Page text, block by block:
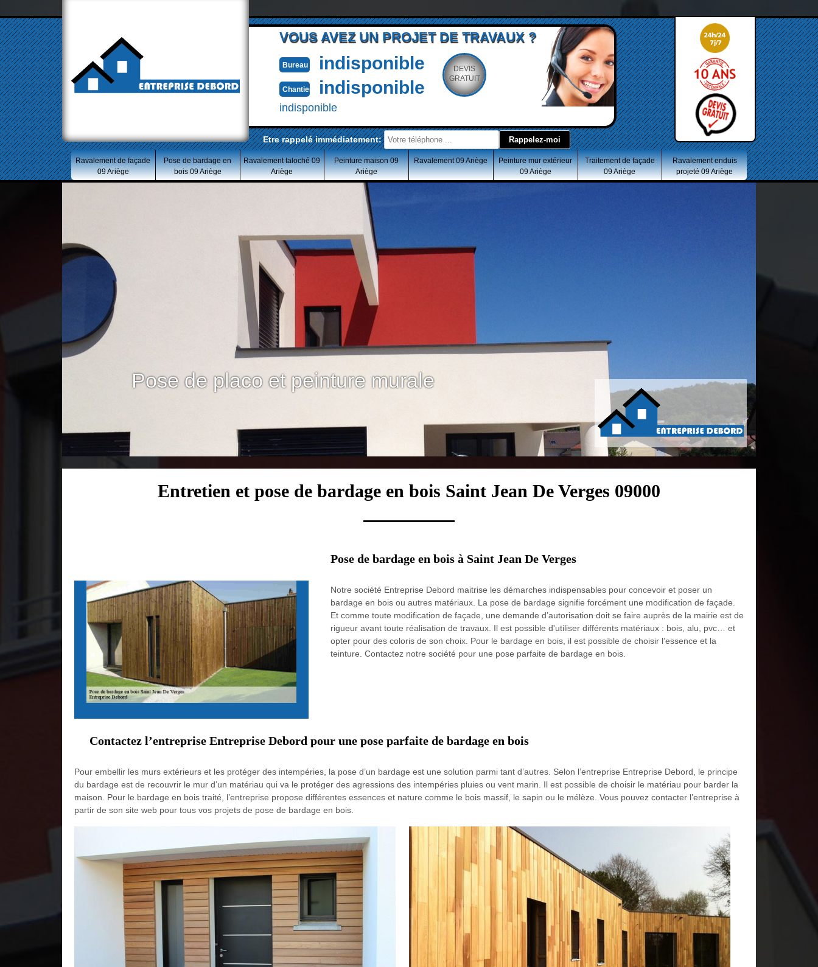
VOUS AVEZ UN PROJET DE TRAVAUX ?
Bureau indisponible
Chantier indisponible
indisponible
DEVIS
GRATUIT
Etre rappelé immédiatement:
Ravalement de façade
09 Ariège
Pose de bardage en
bois 09 Ariège
Ravalement taloché 09
Ariège
Peinture maison 09
Ariège
Ravalement 09 Ariège
Peinture mur extérieur
09 Ariège
Traitement de façade
09 Ariège
Ravalement enduis
projeté 09 Ariège
Pose de placo et peinture murale
Entretien et pose de bardage en bois Saint Jean De Verges 09000
Pose de bardage en bois à Saint Jean De Verges
Notre société Entreprise Debord maitrise les démarches indispensables pour concevoir et poser un
bardage en bois ou autres matériaux. La pose de bardage signifie forcément une modification de façade.
Et comme toute modification de façade, une demande d’autorisation doit se faire auprès de la mairie est de
rigueur avant toute réalisation de travaux. Il est possible d'utiliser différents matériaux : bois, alu, pvc… et
opter pour des coloris de son choix. Pour le bardage en bois, il est possible de choisir l’essence et la
teinture. Contactez notre société pour une pose parfaite de bardage en bois.
Contactez l’entreprise Entreprise Debord pour une pose parfaite de bardage en bois
Pour embellir les murs extérieurs et les protéger des intempéries, la pose d’un bardage est une solution parmi tant d’autres. Selon l’entreprise Entreprise Debord, le principe
du bardage est de recouvrir le mur d’un matériau qui va le protéger des agressions des intempéries pluies ou vent marin. Il est possible de choisir le matériau pour barder la
maison. Pour le bardage en bois traité, l’entreprise propose différentes essences et nature comme le bois massif, le sapin ou le mélèze. Vous pouvez contacter l’entreprise à
partir de son site web pour tous vos projets de pose de bardage en bois.